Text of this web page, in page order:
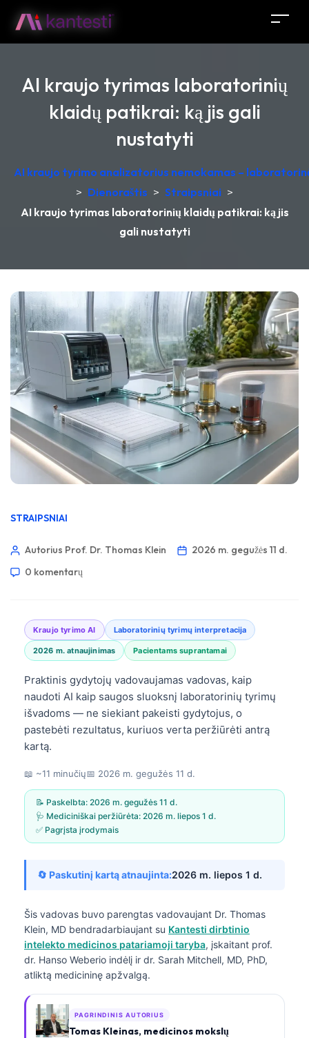
AI kraujo tyrimas laboratorinių
klaidų patikrai: ką jis gali
nustatyti
AI kraujo tyrimo analizatorius nemokamas –
> Dienoraštis > Straipsniai >
AI kraujo tyrimas laboratorinių klaidų patikrai: ką jis
gali nustatyti
STRAIPSNIAI
Autorius Prof. Dr. Thomas Klein
2026 m. gegužės 11 d.
0 komentarų
Kraujo tyrimo AI Laboratorinių tyrimų interpretacija
2026 m. atnaujinimas Pacientams suprantamai
Praktinis gydytojų vadovaujamas vadovas, kaip
naudoti AI kaip saugos sluoksnį laboratorinių tyrimų
išvadoms — ne siekiant pakeisti gydytojus, o
pastebėti rezultatus, kuriuos verta peržiūrėti antrą
kartą.
📖 ~11 minučių📅 2026 m. gegužės 11 d.
📝 Paskelbta: 2026 m. gegužės 11 d.
🩺 Mediciniškai peržiūrėta: 2026 m. liepos 1 d.
✅ Pagrįsta įrodymais
🔄 Paskutinį kartą atnaujinta:2026 m. liepos 1 d.
Šis vadovas buvo parengtas vadovaujant Dr. Thomas
Klein, MD bendradarbiaujant su Kantesti dirbtinio
intelekto medicinos patariamoji taryba, įskaitant prof.
dr. Hanso Weberio indėlį ir dr. Sarah Mitchell, MD, PhD,
atliktą medicininę apžvalgą.
PAGRINDINIS AUTORIUS
Tomas Kleinas, medicinos mokslų